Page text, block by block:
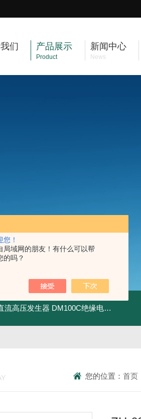
您！
局域网的朋友！有什么可以帮
的吗？
们 产品展示
Product
新闻中心
News
流高压发生器 DM100C绝缘电阻测试仪
您的位置： 首页